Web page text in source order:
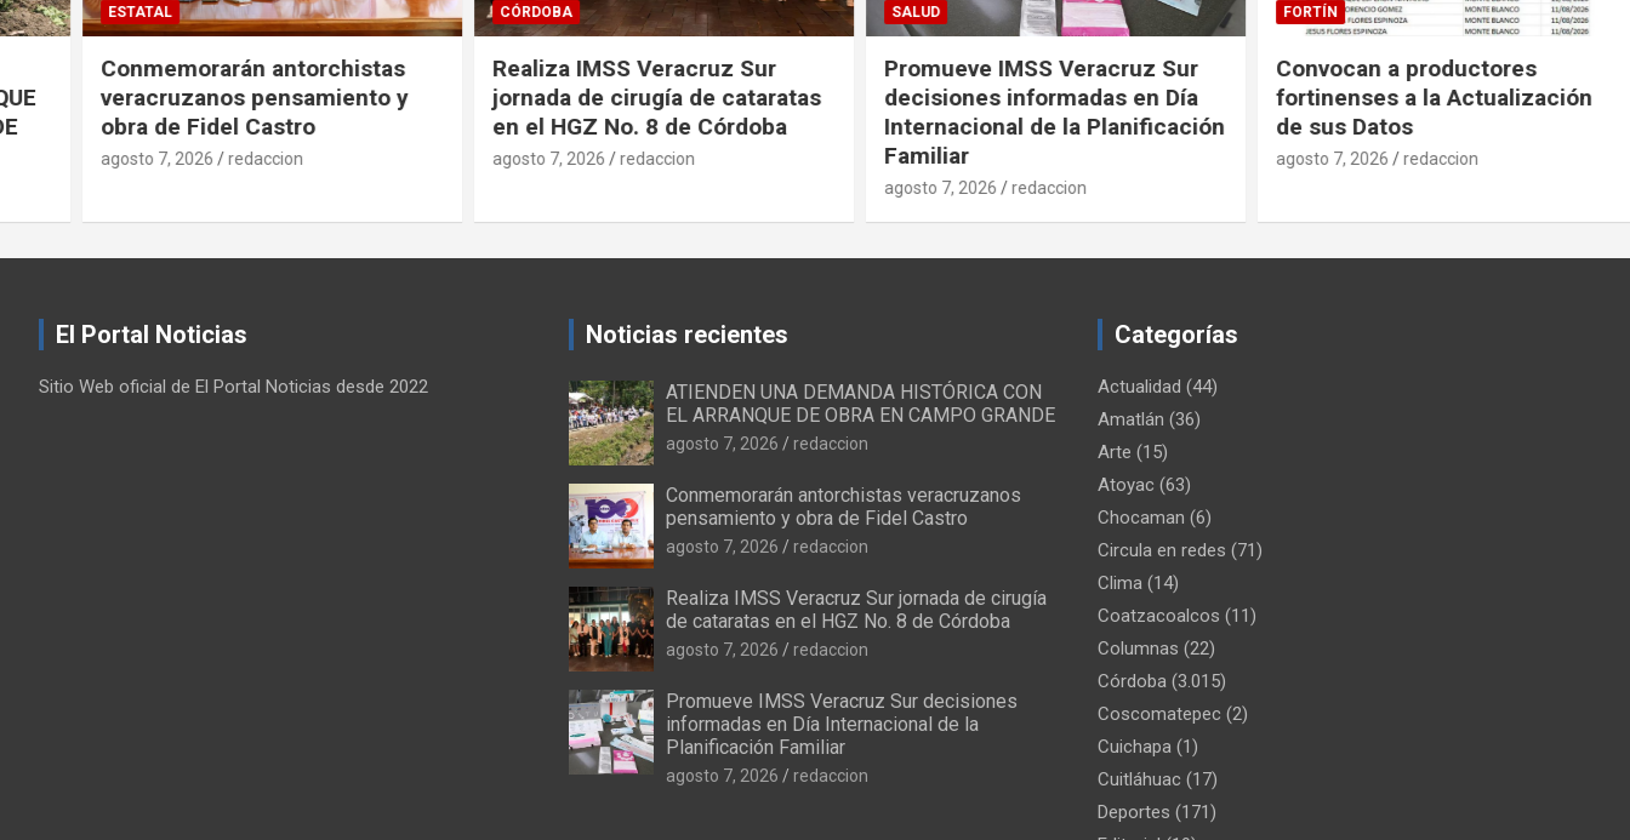
ESTATAL
Conmemorarán antorchistas
veracruzanos pensamiento y
obra de Fidel Castro
agosto 7, 2026 redaccion
CÓRDOBA
Realiza IMSS Veracruz Sur
jornada de cirugía de cataratas
en el HGZ No. 8 de Córdoba
agosto 7, 2026 redaccion
SALUD
Promueve IMSS Veracruz Sur
decisiones informadas en Día
Internacional de la Planificación
Familiar
agosto 7, 2026 redaccion
FORTÍN
Convocan a productores
fortinenses a la Actualización
de sus Datos
agosto 7, 2026 redaccion
El Portal Noticias
Sitio Web oficial de El Portal Noticias desde 2022
Noticias recientes
ATIENDEN UNA DEMANDA HISTÓRICA CON
EL ARRANQUE DE OBRA EN CAMPO GRANDE
agosto 7, 2026 redaccion
Conmemorarán antorchistas veracruzanos
pensamiento y obra de Fidel Castro
agosto 7, 2026 redaccion
Realiza IMSS Veracruz Sur jornada de cirugía
de cataratas en el HGZ No. 8 de Córdoba
agosto 7, 2026 redaccion
Promueve IMSS Veracruz Sur decisiones
informadas en Día Internacional de la
Planificación Familiar
agosto 7, 2026 redaccion
Categorías
Actualidad (44)
Amatlán (36)
Arte (15)
Atoyac (63)
Chocaman (6)
Circula en redes (71)
Clima (14)
Coatzacoalcos (11)
Columnas (22)
Córdoba (3.015)
Coscomatepec (2)
Cuichapa (1)
Cuitláhuac (17)
Deportes (171)